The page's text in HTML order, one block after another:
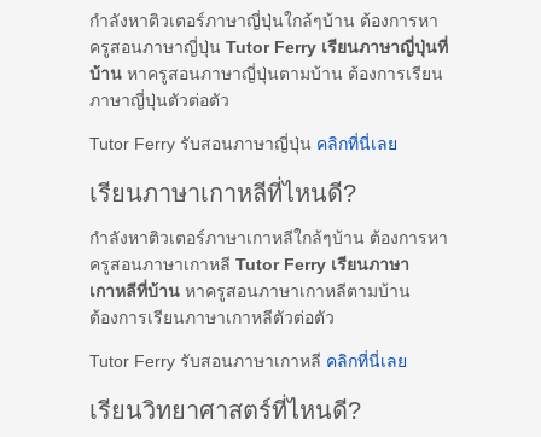
กำลังหาติวเตอร์ภาษาญี่ปุ่นใกล้ๆบ้าน ต้องการหา
ครูสอนภาษาญี่ปุ่น Tutor Ferry เรียนภาษาญี่ปุ่นที่
บ้าน หาครูสอนภาษาญี่ปุ่นตามบ้าน ต้องการเรียน
ภาษาญี่ปุ่นตัวต่อตัว
Tutor Ferry รับสอนภาษาญี่ปุ่น คลิกที่นี่เลย
เรียนภาษาเกาหลีที่ไหนดี?
กำลังหาติวเตอร์ภาษาเกาหลีใกล้ๆบ้าน ต้องการหา
ครูสอนภาษาเกาหลี Tutor Ferry เรียนภาษา
เกาหลีที่บ้าน หาครูสอนภาษาเกาหลีตามบ้าน
ต้องการเรียนภาษาเกาหลีตัวต่อตัว
Tutor Ferry รับสอนภาษาเกาหลี คลิกที่นี่เลย
เรียนวิทยาศาสตร์ที่ไหนดี?